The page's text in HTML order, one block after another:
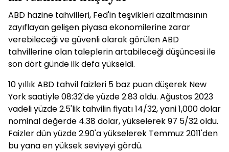
ABD hazine tahvilleri, Fed'in teşvikleri azaltmasının
zayıflayan gelişen piyasa ekonomilerine zarar
verebileceği ve güvenli olarak görülen ABD
tahvillerine olan taleplerin artabileceği düşüncesi ile
son dört günde ilk defa yükseldi.
10 yıllık ABD tahvil faizleri 5 baz puan düşerek New
York saatiyle 08:32'de yüzde 2.83 oldu. Ağustos 2023
vadeli yüzde 2.5'lik tahvilin fiyatı 14/32, yani 1,000 dolar
nominal değerde 4.38 dolar, yükselerek 97 5/32 oldu.
Faizler dün yüzde 2.90'a yükselerek Temmuz 2011'den
bu yana en yüksek seviyeyi gördü.